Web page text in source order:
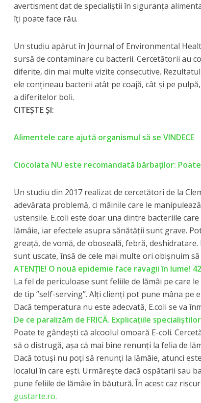
avertisment dat de specialiştii în siguranţa
îţi poate face rău.
Un studiu apărut în Journal of Environmental
sursă de contaminare cu bacterii. Cercetătorii au
diferite, din mai multe vizite consecutive.
ele conţineau bacterii atât pe coajă, cât şi pe
a diferitelor boli.
CITEȘTE ȘI:
Alimentele care ajută organismul să se VINDECE
Ciocolata NU este recomandată bărbaţilor:
Un studiu din 2017 realizat de cercetători de la
adevărata problemă, ci mâinile care le
ustensile. E.coli este doar una dintre bacteriile
lămâie, iar efectele asupra sănătăţii sunt grave.
greaţă, de vomă, de oboseală, febră, deshidratare.
sunt uscate, însă de cele mai multe ori obişnuim
ATENȚIE! O nouă epidemie face ravagii în lume!
La fel de periculoase sunt feliile de lămâi pe care
de tip ”self-serving”. Alţi clienţi pot pune mâna pe
Dacă temperatura nu este adecvată, E.coli se va
De ce paralizăm de FRICĂ. Explicațiile specialiștilor
Poate te gândeşti că alcoolul omoară E-coli.
să o distrugă, aşa că mai bine renunţi la felia de
Dacă totuşi nu poţi să renunţi la lămâie, atunci
localul în care eşti. Urmăreşte dacă ospătarii sau
pune feliile de lămâie în băutură. În acest caz
gustarte.ro.